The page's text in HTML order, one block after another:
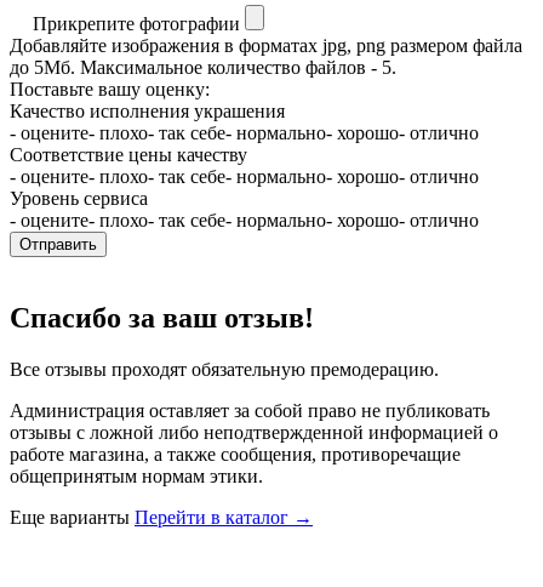
Прикрепите фотографии
Добавляйте изображения в форматах jpg, png размером файла
до 5Мб. Максимальное количество файлов - 5.
Поставьте вашу оценку:
Качество исполнения украшения
- оцените- плохо- так себе- нормально- хорошо- отлично
Соответствие цены качеству
- оцените- плохо- так себе- нормально- хорошо- отлично
Уровень сервиса
- оцените- плохо- так себе- нормально- хорошо- отлично
Отправить
Спасибо за ваш отзыв!
Все отзывы проходят обязательную премодерацию.
Администрация оставляет за собой право не публиковать
отзывы с ложной либо неподтвержденной информацией о
работе магазина, а также сообщения, противоречащие
общепринятым нормам этики.
Еще варианты Перейти в каталог →